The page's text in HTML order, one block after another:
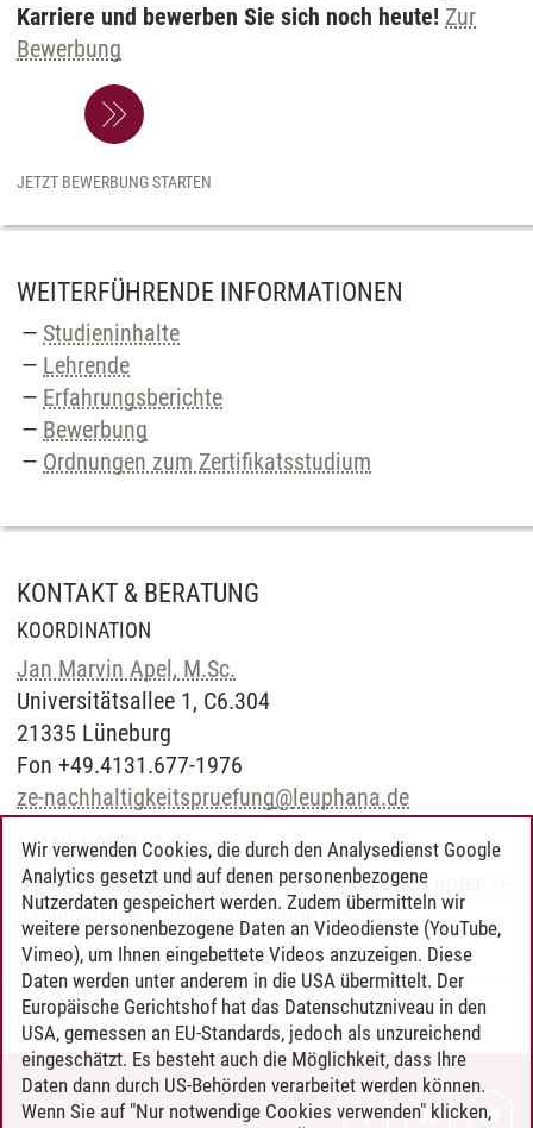
Karriere und bewerben Sie sich noch heute! Zur
Bewerbung
JETZT BEWERBUNG STARTEN
WEITERFÜHRENDE INFORMATIONEN
Studieninhalte
Lehrende
Erfahrungsberichte
Bewerbung
Ordnungen zum Zertifikatsstudium
KONTAKT & BERATUNG
KOORDINATION
Jan Marvin Apel, M.Sc.
Universitätsallee 1, C6.304
21335 Lüneburg
Fon +49.4131.677-1976
ze-nachhaltigkeitspruefung@leuphana.de
E-MAIL-KONTAKT
Sie erreichen das Team des Zertifikats auch unter
nachhaltigkeitspruefung@leuphana.de.
Professional School/23.06.2026
KONTAKT
Wir verwenden Cookies, die durch den Analysedienst Google
Analytics gesetzt und auf denen personenbezogene
Nutzerdaten gespeichert werden. Zudem übermitteln wir
weitere personenbezogene Daten an Videodienste (YouTube,
Vimeo), um Ihnen eingebettete Videos anzuzeigen. Diese
Daten werden unter anderem in die USA übermittelt. Der
Europäische Gerichtshof hat das Datenschutzniveau in den
USA, gemessen an EU-Standards, jedoch als unzureichend
eingeschätzt. Es besteht auch die Möglichkeit, dass Ihre
Daten dann durch US-Behörden verarbeitet werden können.
Wenn Sie auf "Nur notwendige Cookies verwenden" klicken,